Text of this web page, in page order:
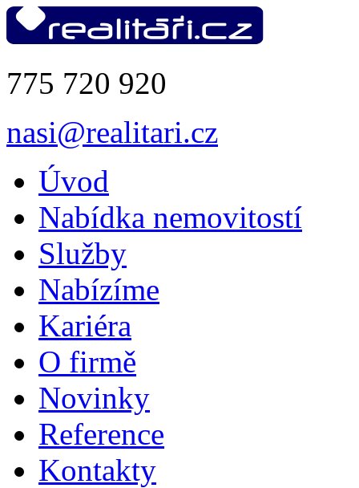
775 720 920
nasi@realitari.cz
Úvod
Nabídka nemovitostí
Služby
Nabízíme
Kariéra
O firmě
Novinky
Reference
Kontakty